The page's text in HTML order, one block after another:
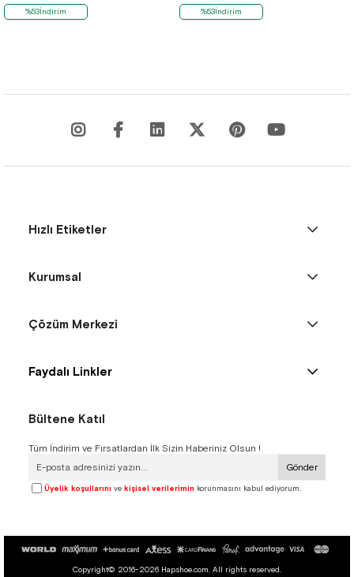
%53İndirim %53İndirim
Hızlı Etiketler
Kurumsal
Çözüm Merkezi
Faydalı Linkler
Bültene Katıl
Tüm İndirim ve Fırsatlardan İlk Sizin Haberiniz Olsun !
Gönder
Üyelik koşullarını ve kişisel verilerimin korunmasını kabul ediyorum.
Copyright© 2016-2026 Hapshoe.com. All rights reserved.